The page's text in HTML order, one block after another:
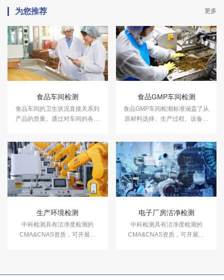
为您推荐 更多
食品车间检测
食品车间的卫生状况直接关系到
产品的质量。通过对车间的各项
品的质量。
食品GMP车间检测
食品GMP车间检测标准涵盖了从
原材料选择、生产过程、设备和
间检测，检测报告可用于GMP车
间验收或者GMP认证年度监测，
检测报告卫监认可。
生产环境检测
中科检测具有洁净度检测的
CMA&CNAS资质，可开展食
等专业技术服务。
电子厂房洁净检测
中科检测具有洁净度检测的
CMA&CNAS资质，可开展食
等专业技术服务。